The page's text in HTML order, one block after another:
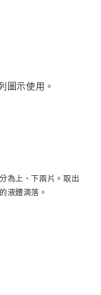
圖示使用。
為上、下兩片。取出
液體滴落。